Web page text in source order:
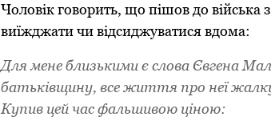
Чоловік говорить, що пішов до
виїжджати чи відсиджуватися вдома:
Для мене близькими є слова Євгена
батьківщину, все життя про неї
Купив цей час фальшивою ціною: